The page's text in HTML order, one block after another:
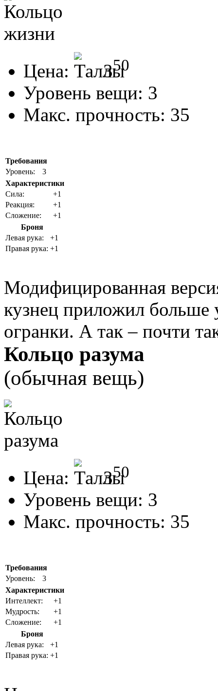
Цена: 350
Уровень вещи: 3
Макс. прочность: 35
Требования
Уровень:
3
Характеристики
Cила:
+1
Реакция:
+1
Сложение:
+1
Броня
Левая рука:
+1
Правая рука: +1
Модифицированная
кузнец приложил больше
огранки. А так – почти
Кольцо разума
(обычная вещь)
Цена: 350
Уровень вещи: 3
Макс. прочность: 35
Требования
Уровень:
3
Характеристики
Интеллект:
+1
Мудрость:
+1
Сложение:
+1
Броня
Левая рука:
+1
Правая рука: +1